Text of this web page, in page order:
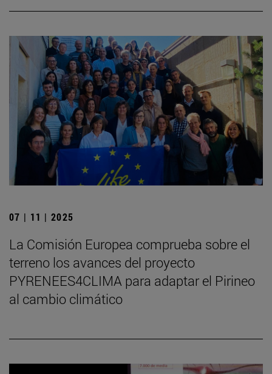
07 | 11 | 2025
La Comisión Europea comprueba sobre el
terreno los avances del proyecto
PYRENEES4CLIMA para adaptar el Pirineo
al cambio climático